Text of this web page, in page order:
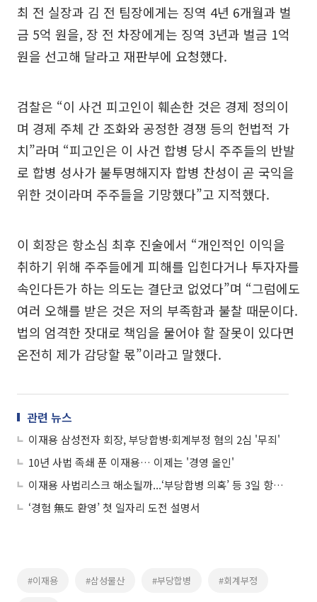
최 전 실장과 김 전 팀장에게는 징역 4년 6개월과 벌
금 5억 원을, 장 전 차장에게는 징역 3년과 벌금 1억
원을 선고해 달라고 재판부에 요청했다.
검찰은 “이 사건 피고인이 훼손한 것은 경제 정의이
며 경제 주체 간 조화와 공정한 경쟁 등의 헌법적 가
치”라며 “피고인은 이 사건 합병 당시 주주들의 반발
로 합병 성사가 불투명해지자 합병 찬성이 곧 국익을
위한 것이라며 주주들을 기망했다”고 지적했다.
이 회장은 항소심 최후 진술에서 “개인적인 이익을
취하기 위해 주주들에게 피해를 입힌다거나 투자자를
속인다든가 하는 의도는 결단코 없었다”며 “그럼에도
여러 오해를 받은 것은 저의 부족함과 불찰 때문이다.
법의 엄격한 잣대로 책임을 물어야 할 잘못이 있다면
온전히 제가 감당할 몫”이라고 말했다.
관련 뉴스
이재용 삼성전자 회장, 부당합병·회계부정 혐의 2심 '무죄'
10년 사법 족쇄 푼 이재용… 이제는 '경영 올인'
이재용 사법리스크 해소될까...‘부당합병 의혹’ 등 3일 항소심 선고
‘경험 無도 환영’ 첫 일자리 도전 설명서
#이재용 #삼성물산 #부당합병 #회계부정